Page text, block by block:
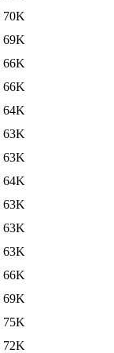
70K
69K
66K
66K
64K
63K
63K
64K
63K
63K
63K
66K
69K
75K
72K